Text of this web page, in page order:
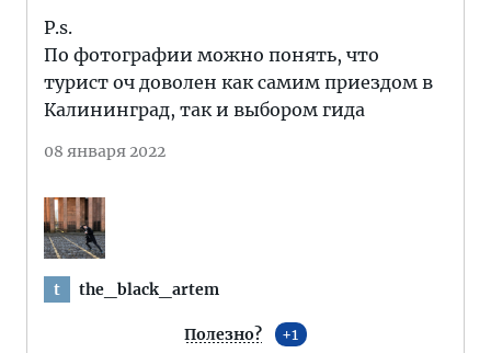
P.s.
По фотографии можно понять, что
турист оч доволен как самим приездом в
Калининград, так и выбором гида
08 января 2022
t the_black_artem
Полезно? 1